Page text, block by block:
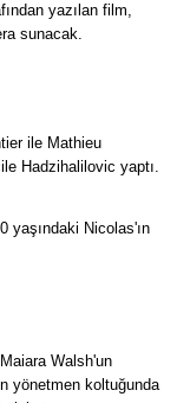
yazılan film,
sunacak.
ile Mathieu
Hadzihalilovic yaptı.
yaşındaki Nicolas'ın
Walsh'un
yönetmen koltuğunda